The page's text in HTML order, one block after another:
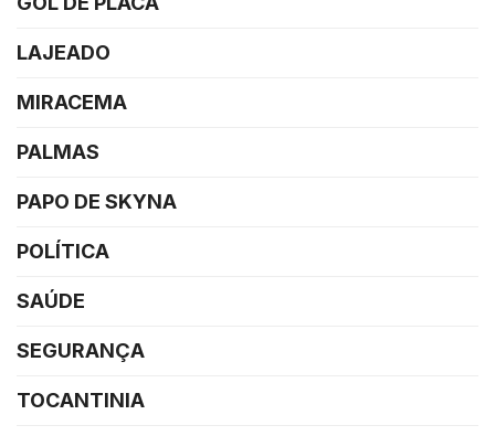
LAJEADO
MIRACEMA
PALMAS
PAPO DE SKYNA
POLÍTICA
SAÚDE
SEGURANÇA
TOCANTINIA